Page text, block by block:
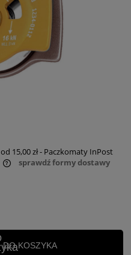
od 15,00 zł- Paczkomaty InPost
sprawdź formy dostawy
DO KOSZYKA